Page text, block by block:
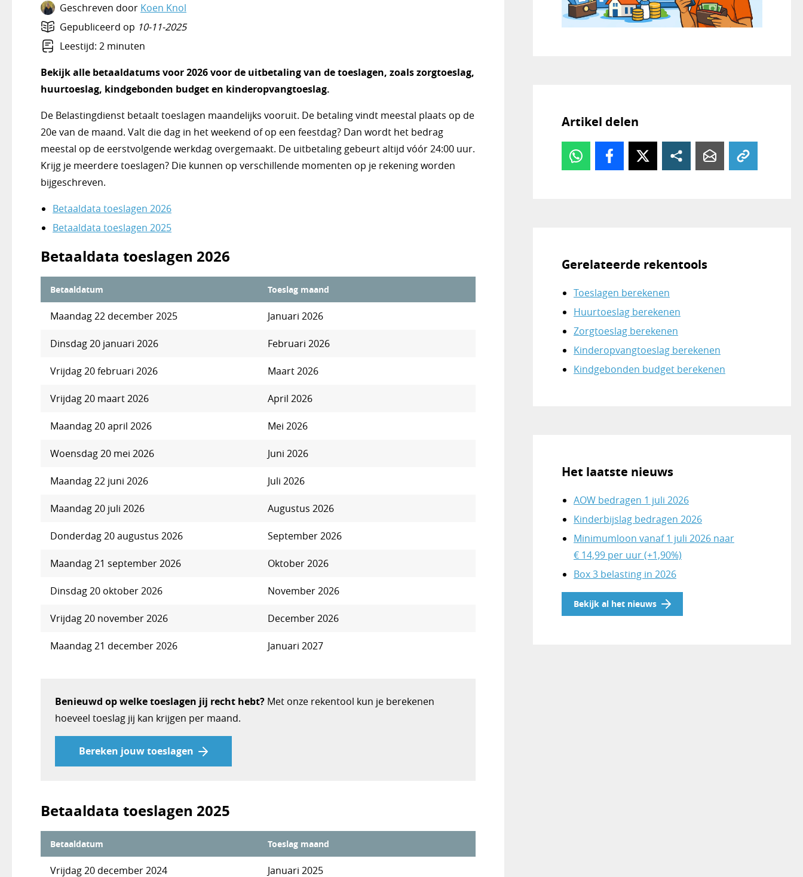
Geschreven door Koen Knol
Gepubliceerd op 10-11-2025
Leestijd: 2 minuten
Bekijk alle betaaldatums voor 2026 voor de uitbetaling van de toeslagen, zoals zorgtoeslag,
huurtoeslag, kindgebonden budget en kinderopvangtoeslag.
De Belastingdienst betaalt toeslagen maandelijks vooruit. De betaling vindt meestal plaats op de
20e van de maand. Valt die dag in het weekend of op een feestdag? Dan wordt het bedrag
meestal op de eerstvolgende werkdag overgemaakt. De uitbetaling gebeurt altijd vóór 24:00 uur.
Krijg je meerdere toeslagen? Die kunnen op verschillende momenten op je rekening worden
bijgeschreven.
Betaaldata toeslagen 2026
Betaaldata toeslagen 2025
Betaaldata toeslagen 2026
Betaaldatum Toeslag maand
Maandag 22 december 2025 Januari 2026
Dinsdag 20 januari 2026 Februari 2026
Vrijdag 20 februari 2026 Maart 2026
Vrijdag 20 maart 2026 April 2026
Maandag 20 april 2026 Mei 2026
Woensdag 20 mei 2026 Juni 2026
Maandag 22 juni 2026 Juli 2026
Maandag 20 juli 2026 Augustus 2026
Donderdag 20 augustus 2026 September 2026
Maandag 21 september 2026 Oktober 2026
Dinsdag 20 oktober 2026 November 2026
Vrijdag 20 november 2026 December 2026
Maandag 21 december 2026 Januari 2027
Benieuwd op welke toeslagen jij recht hebt? Met onze rekentool kun je berekenen
hoeveel toeslag jij kan krijgen per maand.
Bereken jouw toeslagen
Betaaldata toeslagen 2025
Betaaldatum Toeslag maand
Vrijdag 20 december 2024 Januari 2025
Artikel delen
Gerelateerde rekentools
Toeslagen berekenen
Huurtoeslag berekenen
Zorgtoeslag berekenen
Kinderopvangtoeslag berekenen
Kindgebonden budget berekenen
Het laatste nieuws
AOW bedragen 1 juli 2026
Kinderbijslag bedragen 2026
Minimumloon vanaf 1 juli 2026 naar
€ 14,99 per uur (+1,90%)
Box 3 belasting in 2026
Bekijk al het nieuws